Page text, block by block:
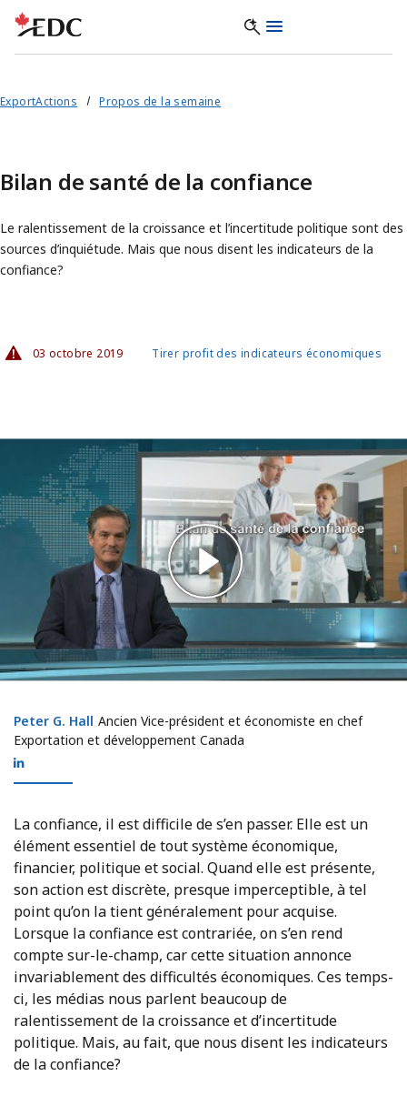
ExportActions Propos de la semaine
Bilan de santé de la confiance
Le ralentissement de la croissance et l’incertitude politique sont des
sources d’inquiétude. Mais que nous disent les indicateurs de la
confiance?
03 octobre 2019 Tirer profit des indicateurs économiques
Peter G. Hall
Peter G. Hall Ancien Vice-président et économiste en chef
Exportation et développement Canada
La confiance, il est difficile de s’en passer. Elle est un
élément essentiel de tout système économique,
financier, politique et social. Quand elle est présente,
son action est discrète, presque imperceptible, à tel
point qu’on la tient généralement pour acquise.
Lorsque la confiance est contrariée, on s’en rend
compte sur-le-champ, car cette situation annonce
invariablement des difficultés économiques. Ces temps-
ci, les médias nous parlent beaucoup de
ralentissement de la croissance et d’incertitude
politique. Mais, au fait, que nous disent les indicateurs
de la confiance?